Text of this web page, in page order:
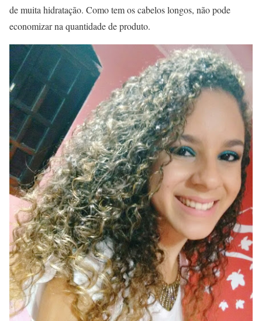
de muita hidratação. Como tem os cabelos longos, não pode
economizar na quantidade de produto.